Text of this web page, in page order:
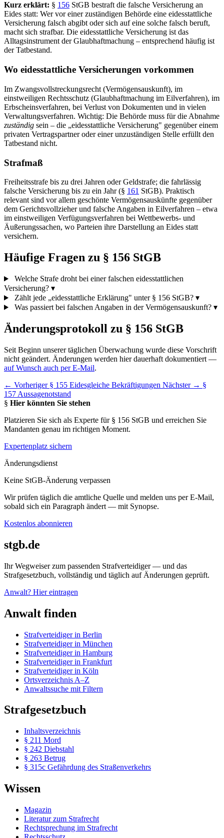
Kurz erklärt: § 156 StGB bestraft die falsche Versicherung an
Eides statt: Wer vor einer zuständigen Behörde eine eidesstattliche
Versicherung falsch abgibt oder sich auf eine solche falsch beruft,
macht sich strafbar. Die eidesstattliche Versicherung ist das
Alltagsinstrument der Glaubhaftmachung – entsprechend häufig ist
der Tatbestand.
Wo eidesstattliche Versicherungen vorkommen
Im Zwangsvollstreckungsrecht (Vermögensauskunft), im
einstweiligen Rechtsschutz (Glaubhaftmachung im Eilverfahren), im
Erbscheinsverfahren, bei Verlust von Dokumenten und in vielen
Verwaltungsverfahren. Wichtig: Die Behörde muss für die Abnahme
zuständig sein – die „eidesstattliche Versicherung" gegenüber einem
privaten Vertragspartner oder einer unzuständigen Stelle erfüllt den
Tatbestand nicht.
Strafmaß
Freiheitsstrafe bis zu drei Jahren oder Geldstrafe; die fahrlässig
falsche Versicherung bis zu ein Jahr (§ 161 StGB). Praktisch
relevant sind vor allem geschönte Vermögensauskünfte gegenüber
dem Gerichtsvollzieher und falsche Angaben in Eilverfahren – etwa
im einstweiligen Verfügungsverfahren bei Wettbewerbs- und
Äußerungssachen, wo Parteien ihre Darstellung an Eides statt
versichern.
Häufige Fragen zu § 156 StGB
Welche Strafe droht bei einer falschen eidesstattlichen
Versicherung? ▾
Zählt jede „eidesstattliche Erklärung" unter § 156 StGB? ▾
Was passiert bei falschen Angaben in der Vermögensauskunft? ▾
Änderungsprotokoll zu § 156 StGB
Seit Beginn unserer täglichen Überwachung wurde diese Vorschrift
nicht geändert. Änderungen werden hier dauerhaft dokumentiert —
auf Wunsch auch per E-Mail.
← Vorheriger § 155 Eidesgleiche Bekräftigungen Nächster → §
157 Aussagenotstand
§ Hier könnten Sie stehen
Platzieren Sie sich als Experte für § 156 StGB und erreichen Sie
Mandanten genau im richtigen Moment.
Expertenplatz sichern
Änderungsdienst
Keine StGB-Änderung verpassen
Wir prüfen täglich die amtliche Quelle und melden uns per E-Mail,
sobald sich ein Paragraph ändert — mit Synopse.
Kostenlos abonnieren
stgb.de
Ihr Wegweiser zum passenden Strafverteidiger — und das
Strafgesetzbuch, vollständig und täglich auf Änderungen geprüft.
Anwalt? Hier eintragen
Anwalt finden
Strafverteidiger in Berlin
Strafverteidiger in München
Strafverteidiger in Hamburg
Strafverteidiger in Frankfurt
Strafverteidiger in Köln
Ortsverzeichnis A–Z
Anwaltssuche mit Filtern
Strafgesetzbuch
Inhaltsverzeichnis
§ 211 Mord
§ 242 Diebstahl
§ 263 Betrug
§ 315c Gefährdung des Straßenverkehrs
Wissen
Magazin
Literatur zum Strafrecht
Rechtsprechung im Strafrecht